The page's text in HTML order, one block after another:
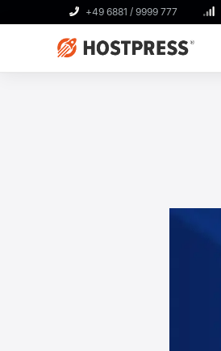
+49 6881 / 9999 777